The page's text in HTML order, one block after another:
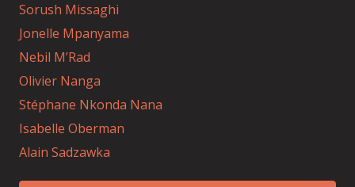
Sorush Missaghi
Jonelle Mpanyama
Nebil M’Rad
Olivier Nanga
Stéphane Nkonda Nana
Isabelle Oberman
Alain Sadzawka